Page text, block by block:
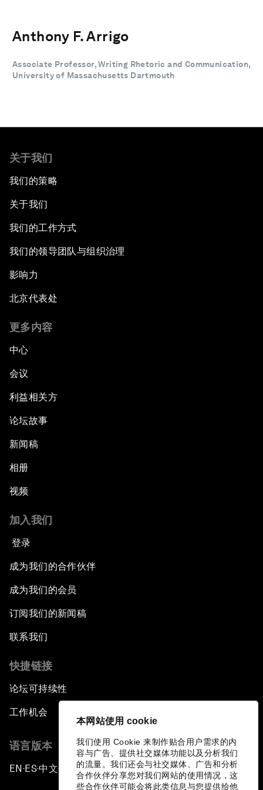
本网站使用 cookie
我们使用 Cookie 来制作贴合用户需求的内
容与广告、提供社交媒体功能以及分析我们
的流量。我们还会与社交媒体、广告和分析
合作伙伴分享您对我们网站的使用情况，这
些合作伙伴可能会将此类信息与您提供给他
Anthony F. Arrigo
Associate Professor, Writing Rhetoric and Communication,
University of Massachusetts Dartmouth
关于我们
我们的策略
关于我们
我们的工作方式
我们的领导团队与组织治理
影响力
北京代表处
更多内容
中心
会议
利益相关方
论坛故事
新闻稿
相册
视频
加入我们
登录
成为我们的合作伙伴
成为我们的会员
订阅我们的新闻稿
联系我们
快捷链接
论坛可持续性
工作机会
语言版本
EN ▪ES▪中文▪ 日本語